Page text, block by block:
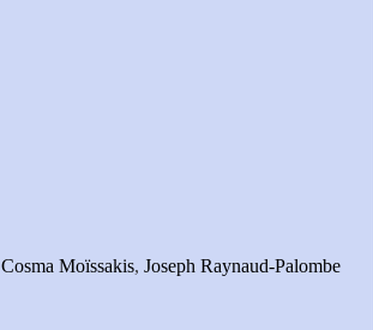
Cosma Moïssakis, Joseph Raynaud-Palombe